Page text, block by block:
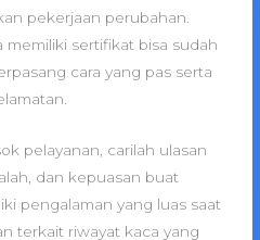
pekerjaan perubahan.
sertifikat bisa sudah
cara yang pas serta
pelayanan, carilah ulasan
dan kepuasan buat
pengalaman yang luas saat
terkait riwayat kaca yang